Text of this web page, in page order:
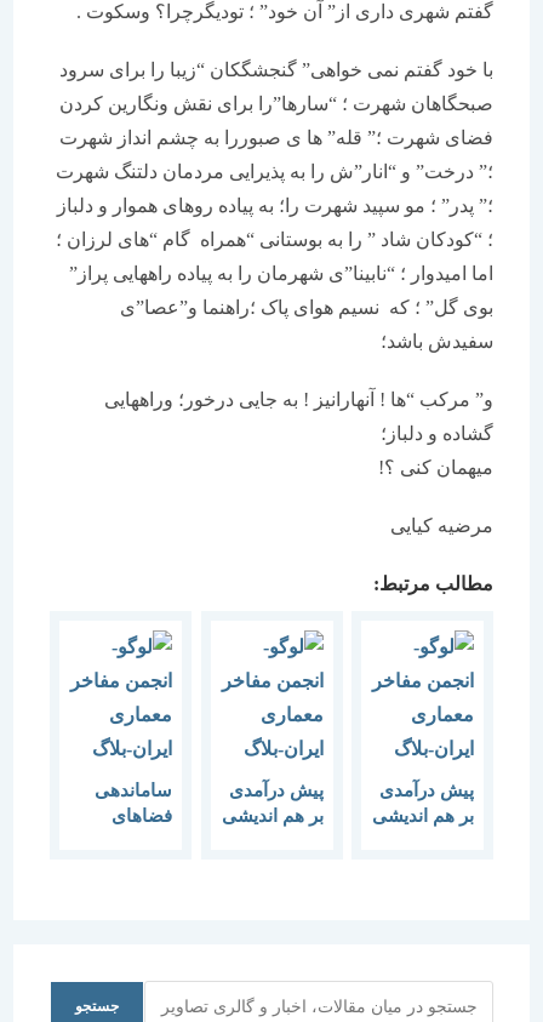
گفتم شهری داری از” آن خود” ؛ تودیگرچرا؟ وسکوت .
با خود گفتم نمی خواهی” گنجشگکان “زیبا را برای سرود
صبحگاهان شهرت ؛ “سارها”را برای نقش ونگارین کردن
فضای شهرت ؛” قله” ها ی صبوررا به چشم انداز شهرت
؛” درخت” و “انار”ش را به پذیرایی مردمان دلتنگ شهرت
؛” پدر” ؛ مو سپید شهرت را؛ به پیاده روهای هموار و دلباز
؛ “کودکان شاد ” را به بوستانی “همراه گام “های لرزان ؛
اما امیدوار ؛ “نابینا”ی شهرمان را به پیاده راههایی پراز”
بوی گل” ؛ که نسیم هوای پاک ؛راهنما و”عصا”ی
سفیدش باشد؛
و” مرکب “ها ! آنهارانیز ! به جایی درخور؛ وراههایی
گشاده و دلباز؛
میهمان کنی ؟!
مرضیه کیایی
مطالب مرتبط:
پیش درآمدی
بر هم اندیشی
پیش درآمدی
بر هم اندیشی
ساماندهی
فضاهای
جستجو